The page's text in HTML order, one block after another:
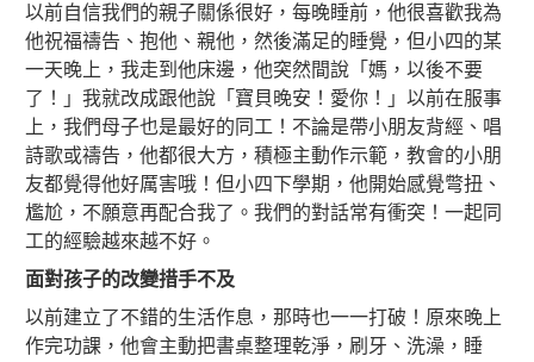
以前自信我們的親子關係很好，每晚睡前，他很喜歡我為
他祝福禱告、抱他、親他，然後滿足的睡覺，但小四的某
一天晚上，我走到他床邊，他突然間說「媽，以後不要
了！」我就改成跟他說「寶貝晚安！愛你！」以前在服事
上，我們母子也是最好的同工！不論是帶小朋友背經、唱
詩歌或禱告，他都很大方，積極主動作示範，教會的小朋
友都覺得他好厲害哦！但小四下學期，他開始感覺彆扭、
尷尬，不願意再配合我了。我們的對話常有衝突！一起同
工的經驗越來越不好。
面對孩子的改變措手不及
以前建立了不錯的生活作息，那時也一一打破！原來晚上
作完功課，他會主動把書桌整理乾淨，刷牙、洗澡，睡